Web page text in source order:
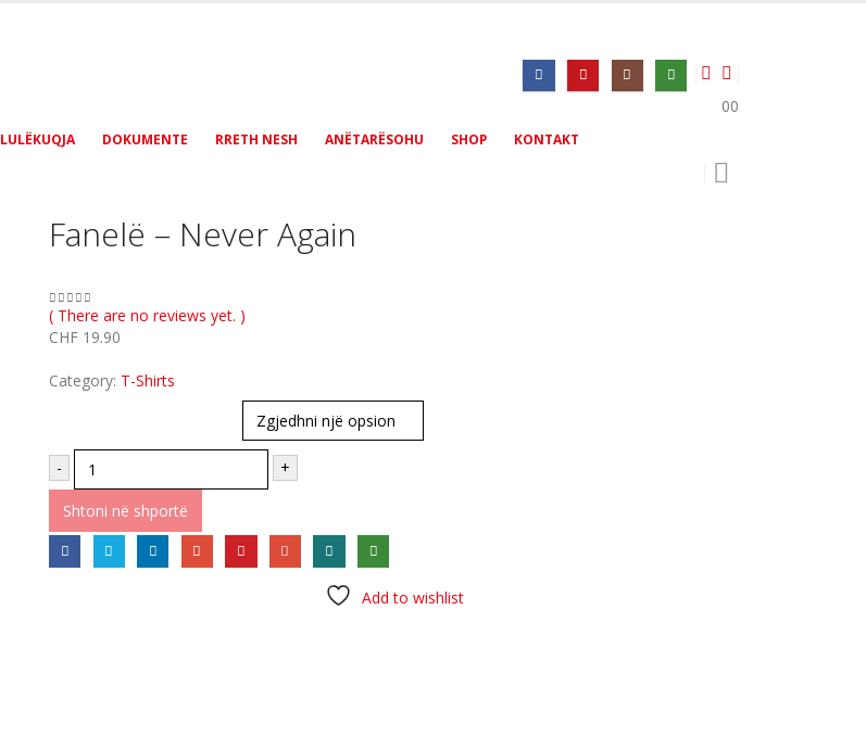
00
LULËKUQJA DOKUMENTE RRETH NESH ANËTARËSOHU SHOP KONTAKT
Fanelë – Never Again
0 out of 5
( There are no reviews yet. )
CHF 19.90
Category: T-Shirts
- +
Shtoni në shportë
Add to wishlist